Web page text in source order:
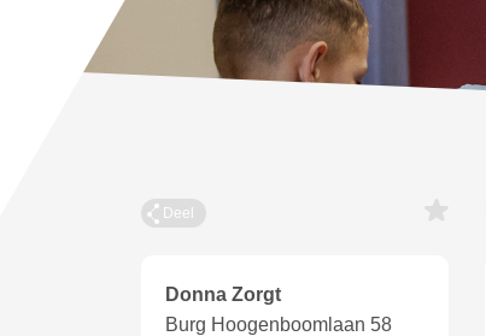
Deel
Donna Zorgt
Burg Hoogenboomlaan 58